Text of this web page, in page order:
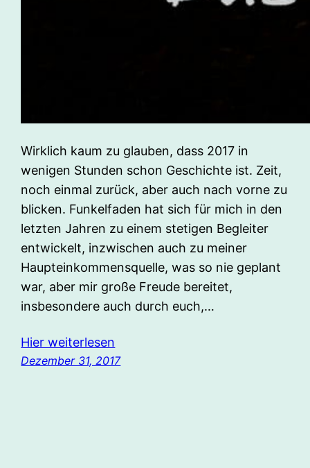
Wirklich kaum zu glauben, dass 2017 in
wenigen Stunden schon Geschichte ist. Zeit,
noch einmal zurück, aber auch nach vorne zu
blicken. Funkelfaden hat sich für mich in den
letzten Jahren zu einem stetigen Begleiter
entwickelt, inzwischen auch zu meiner
Haupteinkommensquelle, was so nie geplant
war, aber mir große Freude bereitet,
insbesondere auch durch euch,…
Hier weiterlesen
Dezember 31, 2017